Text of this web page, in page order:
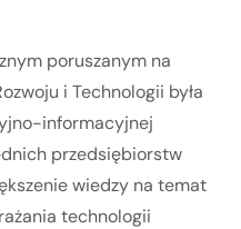
poruszanym na
i Technologii była
informacyjnej
przedsiębiorstw
wiedzy na temat
technologii